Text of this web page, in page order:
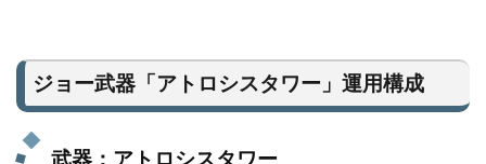
ジョー武器「アトロシスタワー」運用構成
武器：アトロシスタワー